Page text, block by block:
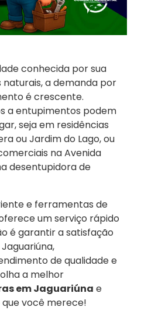
conhecida por sua
a demanda por
é crescente.
a entupimentos podem
seja em residências
ou Jardim do Lago, ou
na Avenida
desentupidora de
e ferramentas de
um serviço rápido
é garantir a satisfação
de qualidade e
a melhor
em Jaguariúna e
você merece!